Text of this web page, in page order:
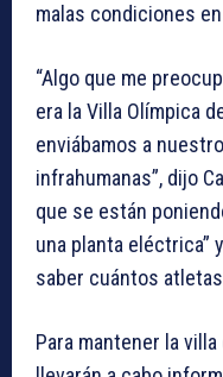
malas condiciones
“Algo que me
era la Villa Olímpica
enviábamos a
infrahumanas”, dijo
que se están
una planta eléctrica”
saber cuántos
Para mantener la